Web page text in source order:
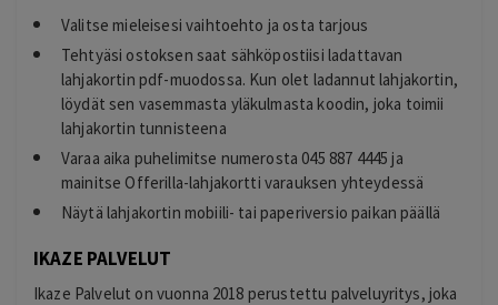
Valitse mieleisesi vaihtoehto ja osta tarjous
Tehtyäsi ostoksen saat sähköpostiisi ladattavan
lahjakortin pdf-muodossa. Kun olet ladannut lahjakortin,
löydät sen vasemmasta yläkulmasta koodin, joka toimii
lahjakortin tunnisteena
Varaa aika puhelimitse numerosta 045 887 4445 ja
mainitse Offerilla-lahjakortti varauksen yhteydessä
Näytä lahjakortin mobiili- tai paperiversio paikan päällä
IKAZE PALVELUT
Ikaze Palvelut on vuonna 2018 perustettu palveluyritys, joka